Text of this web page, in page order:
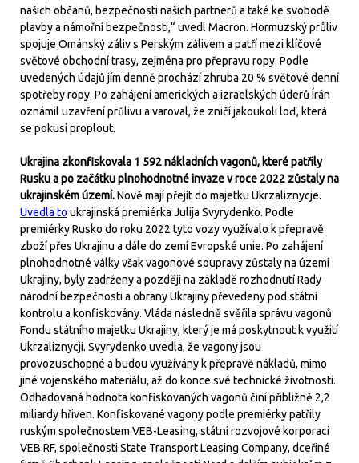
našich občanů, bezpečnosti našich partnerů a také ke svobodě
plavby a námořní bezpečnosti,“ uvedl Macron. Hormuzský průliv
spojuje Ománský záliv s Perským zálivem a patří mezi klíčové
světové obchodní trasy, zejména pro přepravu ropy. Podle
uvedených údajů jím denně prochází zhruba 20 % světové denní
spotřeby ropy. Po zahájení amerických a izraelských úderů Írán
oznámil uzavření průlivu a varoval, že zničí jakoukoli loď, která
se pokusí proplout.
Ukrajina zkonfiskovala 1 592 nákladních vagonů, které patřily
Rusku a po začátku plnohodnotné invaze v roce 2022 zůstaly na
ukrajinském území.Nově mají přejít do majetku Ukrzaliznycje.
Uvedla to ukrajinská premiérka Julija Svyrydenko. Podle
premiérky Rusko do roku 2022 tyto vozy využívalo k přepravě
zboží přes Ukrajinu a dále do zemí Evropské unie. Po zahájení
plnohodnotné války však vagonové soupravy zůstaly na území
Ukrajiny, byly zadrženy a později na základě rozhodnutí Rady
národní bezpečnosti a obrany Ukrajiny převedeny pod státní
kontrolu a konfiskovány. Vláda následně svěřila správu vagonů
Fondu státního majetku Ukrajiny, který je má poskytnout k využití
Ukrzaliznycji. Svyrydenko uvedla, že vagony jsou
provozuschopné a budou využívány k přepravě nákladů, mimo
jiné vojenského materiálu, až do konce své technické životnosti.
Odhadovaná hodnota konfiskovaných vagonů činí přibližně 2,2
miliardy hřiven. Konfiskované vagony podle premiérky patřily
ruským společnostem VEB-Leasing, státní rozvojové korporaci
VEB.RF, společnosti State Transport Leasing Company, dceřiné